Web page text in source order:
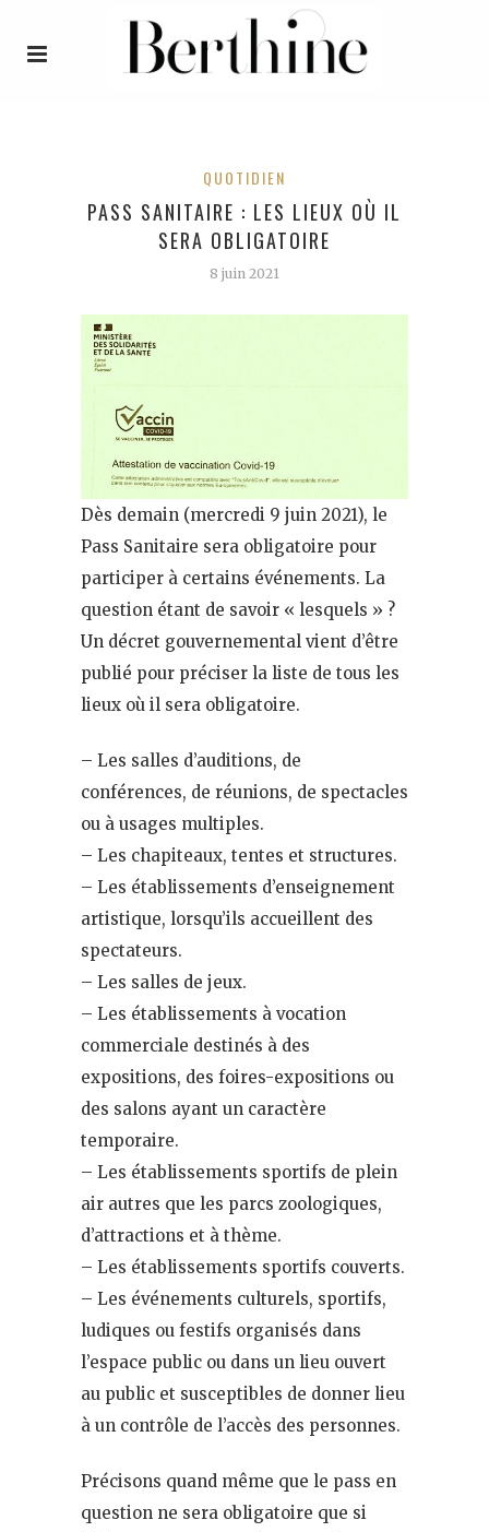
QUOTIDIEN
PASS SANITAIRE : LES LIEUX OÙ IL
SERA OBLIGATOIRE
8 juin 2021
Dès demain (mercredi 9 juin 2021), le
Pass Sanitaire sera obligatoire pour
participer à certains événements. La
question étant de savoir « lesquels » ?
Un décret gouvernemental vient d’être
publié pour préciser la liste de tous les
lieux où il sera obligatoire.
– Les salles d’auditions, de
conférences, de réunions, de spectacles
ou à usages multiples.
– Les chapiteaux, tentes et structures.
– Les établissements d’enseignement
artistique, lorsqu’ils accueillent des
spectateurs.
– Les salles de jeux.
– Les établissements à vocation
commerciale destinés à des
expositions, des foires-expositions ou
des salons ayant un caractère
temporaire.
– Les établissements sportifs de plein
air autres que les parcs zoologiques,
d’attractions et à thème.
– Les établissements sportifs couverts.
– Les événements culturels, sportifs,
ludiques ou festifs organisés dans
l’espace public ou dans un lieu ouvert
au public et susceptibles de donner lieu
à un contrôle de l’accès des personnes.
Précisons quand même que le pass en
question ne sera obligatoire que si